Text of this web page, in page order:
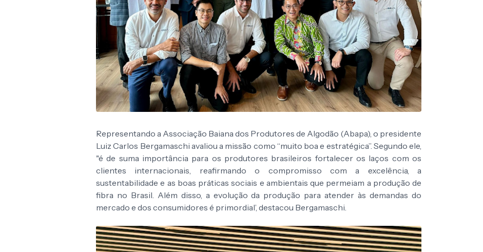
Representando a Associação Baiana dos Produtores de Algodão (Abapa), o presidente
Luiz Carlos Bergamaschi avaliou a missão como “muito boa e estratégica”. Segundo ele,
"é de suma importância para os produtores brasileiros fortalecer os laços com os
clientes internacionais, reafirmando o compromisso com a excelência, a
sustentabilidade e as boas práticas sociais e ambientais que permeiam a produção de
fibra no Brasil. Além disso, a evolução da produção para atender às demandas do
mercado e dos consumidores é primordial’, destacou Bergamaschi.